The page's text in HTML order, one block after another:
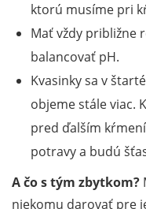
ktorú musíme pri
Mať vždy približne
balancovať pH.
Kvasinky sa v
objeme stále viac.
pred ďalším
potravy a budú
A čo s tým zbytkom?
niekomu darovať pre